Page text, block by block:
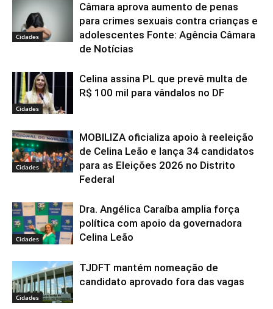
Cidades
Câmara aprova aumento de penas
para crimes sexuais contra crianças e
adolescentes Fonte: Agência Câmara
de Notícias
Cidades
Celina assina PL que prevê multa de
R$ 100 mil para vândalos no DF
Cidades
MOBILIZA oficializa apoio à reeleição
de Celina Leão e lança 34 candidatos
para as Eleições 2026 no Distrito
Federal
Cidades
Dra. Angélica Caraíba amplia força
política com apoio da governadora
Celina Leão
Cidades
TJDFT mantém nomeação de
candidato aprovado fora das vagas